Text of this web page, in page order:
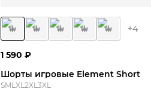
+4
1 590 ₽
Шорты игровые Element Short
SML XL 2XL 3XL